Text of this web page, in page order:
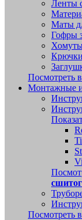
Ленты
Маты
Гофры
Посмотреть
Монтажные
Посмотреть